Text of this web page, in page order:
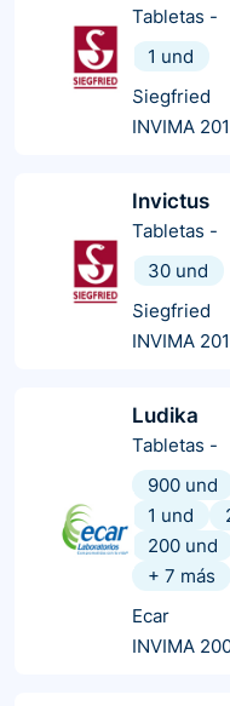
Tabletas -
1 und
Siegfried
INVIMA
Invictus
Tabletas -
30 und
Siegfried
INVIMA
Ludika
Tabletas -
900 und
1 und
200 und
+ 7 más
Ecar
INVIMA